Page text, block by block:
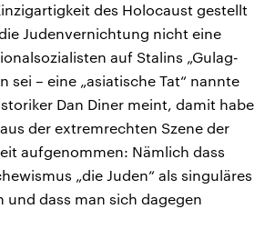
des Holocaust gestellt
Judenvernichtung nicht eine
auf Stalins „Gulag-
sei – eine „asiatische Tat“ nannte
Dan Diner meint, damit habe
der extremrechten Szene der
aufgenommen: Nämlich dass
„die Juden“ als singuläres
und dass man sich dagegen